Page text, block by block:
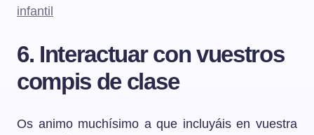
infantil
6. Interactuar con vuestros
compis de clase
Os animo muchísimo a que incluyáis en vuestra